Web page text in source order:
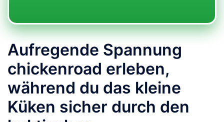
Aufregende Spannung
chickenroad erleben,
während du das kleine
Küken sicher durch den